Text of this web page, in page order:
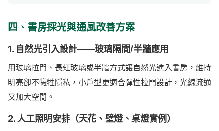
四、書房採光與通風改善方案
1. 自然光引入設計——玻璃隔間/半牆應用
用玻璃拉門、長虹玻璃或半牆方式讓自然光進入書房，維持
明亮卻不犧牲隱私，小戶型更適合彈性拉門設計，光線流通
又加大空間。
2. 人工照明安排（天花、壁燈、桌燈實例）